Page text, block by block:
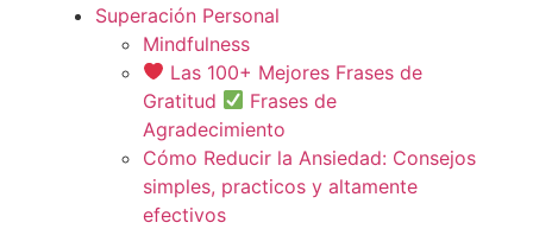
Superación Personal
Mindfulness
Las 100+ Mejores Frases de
Gratitud
Frases de
Agradecimiento
Cómo Reducir la Ansiedad: Consejos
simples, practicos y altamente
efectivos